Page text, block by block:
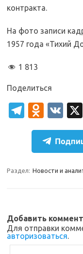
контракта.
На фото записи
1957 года «Тихий
1 813
Поделиться
T
el
gr
a
O
d
n
o
kl
ik
i
V
K
Раздел: Новости и
Добавить
Для отправки
авторизоваться.